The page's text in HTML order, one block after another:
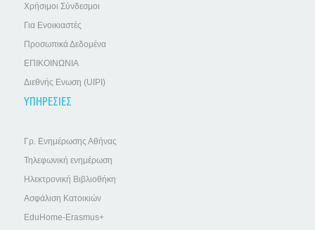
Χρήσιμοι Σύνδεσμοι
Για Ενοικιαστές
Προσωπικά Δεδομένα
ΕΠΙΚΟΙΝΩΝΙΑ
Διεθνής Ενωση (UIPI)
ΥΠΗΡΕΣΙΕΣ
Γρ. Ενημέρωσης Αθήνας
Τηλεφωνική ενημέρωση
Ηλεκτρονική Βιβλιοθήκη
Ασφάλιση Κατοικιών
EduHome-Erasmus+